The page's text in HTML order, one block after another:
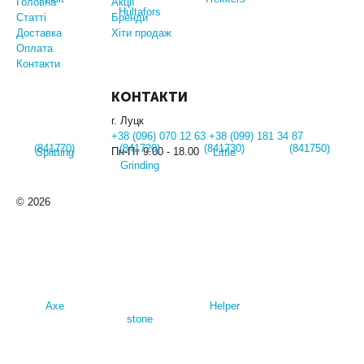
Статті
Доставка
Оплата
Контакти
Бренди
Хіти продаж
КОНТАКТИ
г. Луцк
+38 (096) 070 12 63 +38 (099) 181 34 87
Пн-Пт 9.00 - 18.00
© 2026